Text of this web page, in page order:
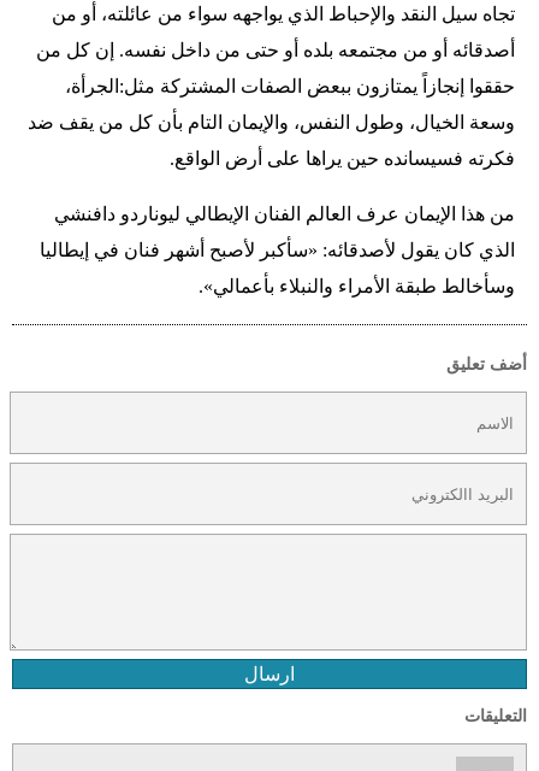
تجاه سيل النقد والإحباط الذي يواجهه سواء من عائلته، أو من
أصدقائه أو من مجتمعه بلده أو حتى من داخل نفسه. إن كل من
حققوا إنجازاً يمتازون ببعض الصفات المشتركة مثل:الجرأة،
وسعة الخيال، وطول النفس، والإيمان التام بأن كل من يقف ضد
فكرته فسيسانده حين يراها على أرض الواقع.
من هذا الإيمان عرف العالم الفنان الإيطالي ليوناردو دافنشي
الذي كان يقول لأصدقائه: «سأكبر لأصبح أشهر فنان في إيطاليا
وسأخالط طبقة الأمراء والنبلاء بأعمالي».
أضف تعليق
ارسال
التعليقات